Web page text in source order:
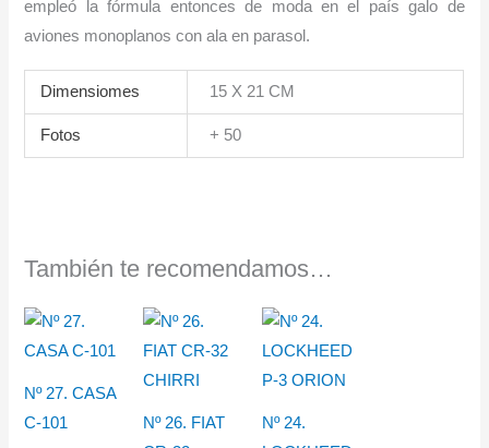
empleó la fórmula entonces de moda en el país galo de
aviones monoplanos con ala en parasol.
Dimensiomes 15 X 21 CM
Fotos + 50
También te recomendamos…
Nº 27. CASA
C-101
Nº 26. FIAT
Nº 24.